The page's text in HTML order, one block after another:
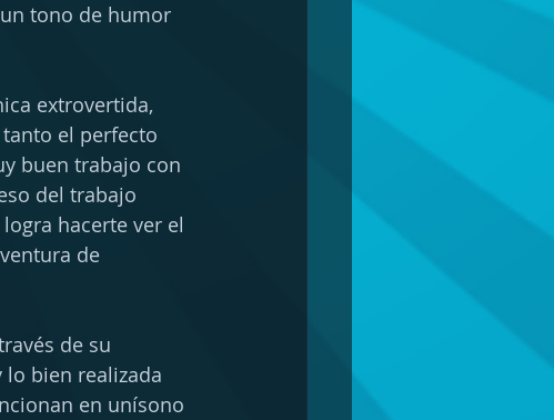
tono de humor
extrovertida,
el perfecto
buen trabajo con
del trabajo
hacerte ver el
de
de su
bien realizada
en unísono